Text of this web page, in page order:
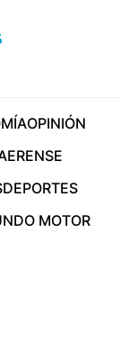
OPINIÓN
DEPORTES
MOTOR